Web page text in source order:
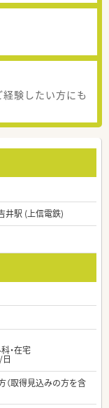
験したい方にも
井駅 (上信電鉄)
・在宅
（取得見込みの方を含